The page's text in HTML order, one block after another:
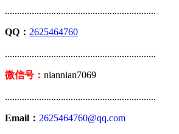
..............................................................
QQ： 2625464760
..............................................................
微信号： niannian7069
..............................................................
Email： 2625464760@qq.com